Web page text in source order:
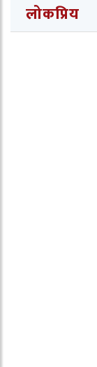
लोकप्रिय